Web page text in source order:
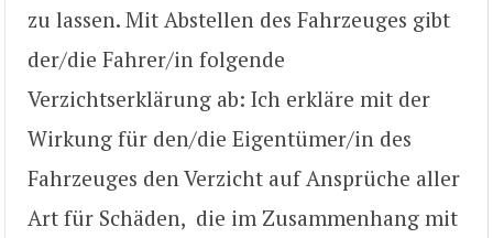
zu lassen. Mit Abstellen des Fahrzeuges gibt
der/die Fahrer/in folgende
Verzichtserklärung ab: Ich erkläre mit der
Wirkung für den/die Eigentümer/in des
Fahrzeuges den Verzicht auf Ansprüche aller
Art für Schäden, die im Zusammenhang mit